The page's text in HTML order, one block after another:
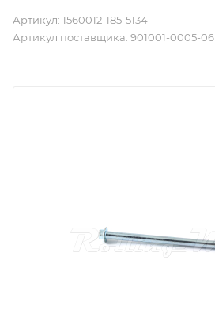
Артикул: 1560012-185-5134
Артикул поставщика: 901001-0005-06